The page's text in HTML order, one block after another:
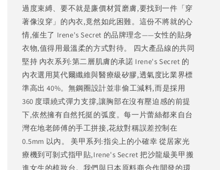
過度束縛、要不就是廉價材質磨膚,要找到一件「穿
著像沒穿」的內衣,竟然如此困難。這份不將就的心
情,催生了 Irene's Secret 的品牌理念——女性的貼身
衣物,值得用最溫柔的方式對待。 四大產品線的共同
堅持 內衣系列:第二層肌膚的承諾 Irene's Secret 的
內衣選用莫代爾纖維與醫療級矽膠,透氣度比業界標
準高出 40%。無鋼圈設計並非偷工減料,而是採用
360 度環繞式彈力支撐,讓胸部在沒有壓迫感的前提
下,依然擁有自然托挺的弧度。每一片蕾絲都來自台
灣在地老師傅的手工拼接,花紋對稱誤差控制在
0.5mm 以內。 美甲系列:指尖上的小確幸 從居家光
療機到可剝式指甲貼,Irene's Secret 把沙龍級美甲搬
進女生的梳妝台。我們與日本原料商合作開發的環